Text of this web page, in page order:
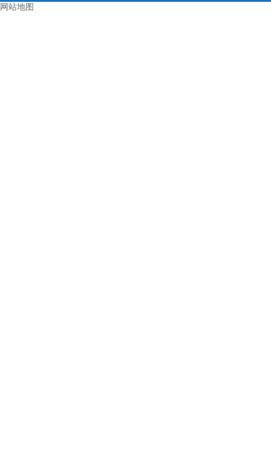
网站地图